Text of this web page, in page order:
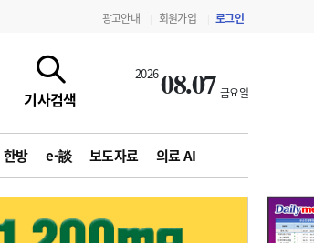
광고안내 회원가입 로그인
기사검색
202608.07 금요일
한방 e-談 보도자료 의료 AI